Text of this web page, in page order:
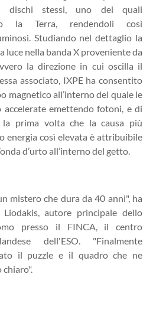
dischi stessi, uno dei quali
la Terra, rendendoli così
Studiando nel dettaglio la
luce nella banda X proveniente da
la direzione in cui oscilla il
associato, IXPE ha consentito
magnetico all’interno del quale le
accelerate emettendo fotoni, e di
la prima volta che la causa più
energia così elevata è attribuibile
d’urto all’interno del getto.
mistero che dura da 40 anni", ha
Liodakis, autore principale dello
presso il FINCA, il centro
dell'ESO. "Finalmente
il puzzle e il quadro che ne